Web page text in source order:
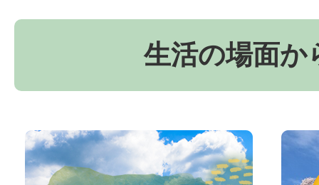
生活の場面か
お
か
京